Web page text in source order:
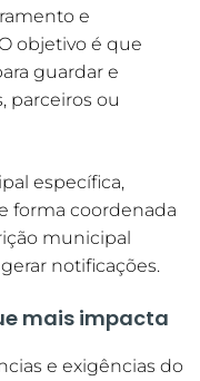
e
objetivo é que
guardar e
parceiros ou
específica,
forma coordenada
municipal
notificações.
mais impacta
e exigências do